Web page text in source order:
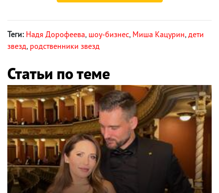
Теги: Надя Дорофеева, шоу-бизнес, Миша Кацурин, дети
звезд, родственники звезд
Статьи по теме